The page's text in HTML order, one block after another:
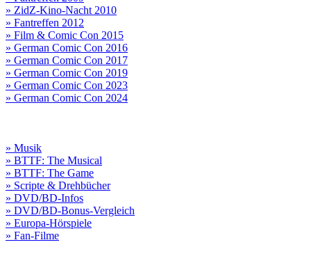
» ZidZ-Kino-Nacht 2010
» Fantreffen 2012
» Film & Comic Con 2015
» German Comic Con 2016
» German Comic Con 2017
» German Comic Con 2019
» German Comic Con 2023
» German Comic Con 2024
» Musik
» BTTF: The Musical
» BTTF: The Game
» Scripte & Drehbücher
» DVD/BD-Infos
» DVD/BD-Bonus-Vergleich
» Europa-Hörspiele
» Fan-Filme